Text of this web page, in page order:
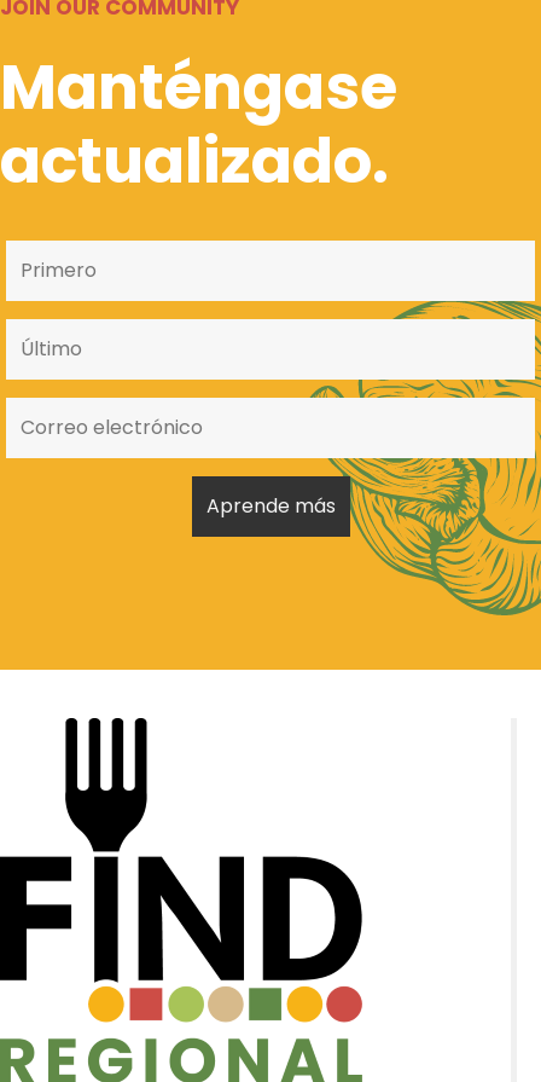
JOIN OUR COMMUNITY
Manténgase
actualizado.